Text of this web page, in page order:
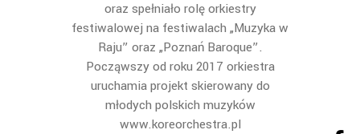
oraz spełniało rolę orkiestry
festiwalowej na festiwalach „Muzyka w
Raju” oraz „Poznań Baroque”.
Począwszy od roku 2017 orkiestra
uruchamia projekt skierowany do
młodych polskich muzyków
www.koreorchestra.pl